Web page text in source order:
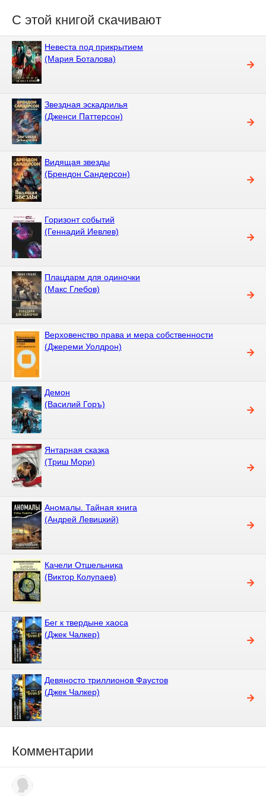
С этой книгой скачивают
Невеста под прикрытием
(Мария Боталова)
Звездная эскадрилья
(Дженси Паттерсон)
Видящая звезды
(Брендон Сандерсон)
Горизонт событий
(Геннадий Иевлев)
Плацдарм для одиночки
(Макс Глебов)
Верховенство права и мера собственности
(Джереми Уолдрон)
Демон
(Василий Горъ)
Янтарная сказка
(Триш Мори)
Аномалы. Тайная книга
(Андрей Левицкий)
Качели Отшельника
(Виктор Колупаев)
Бег к твердыне хаоса
(Джек Чалкер)
Девяносто триллионов Фаустов
(Джек Чалкер)
Комментарии